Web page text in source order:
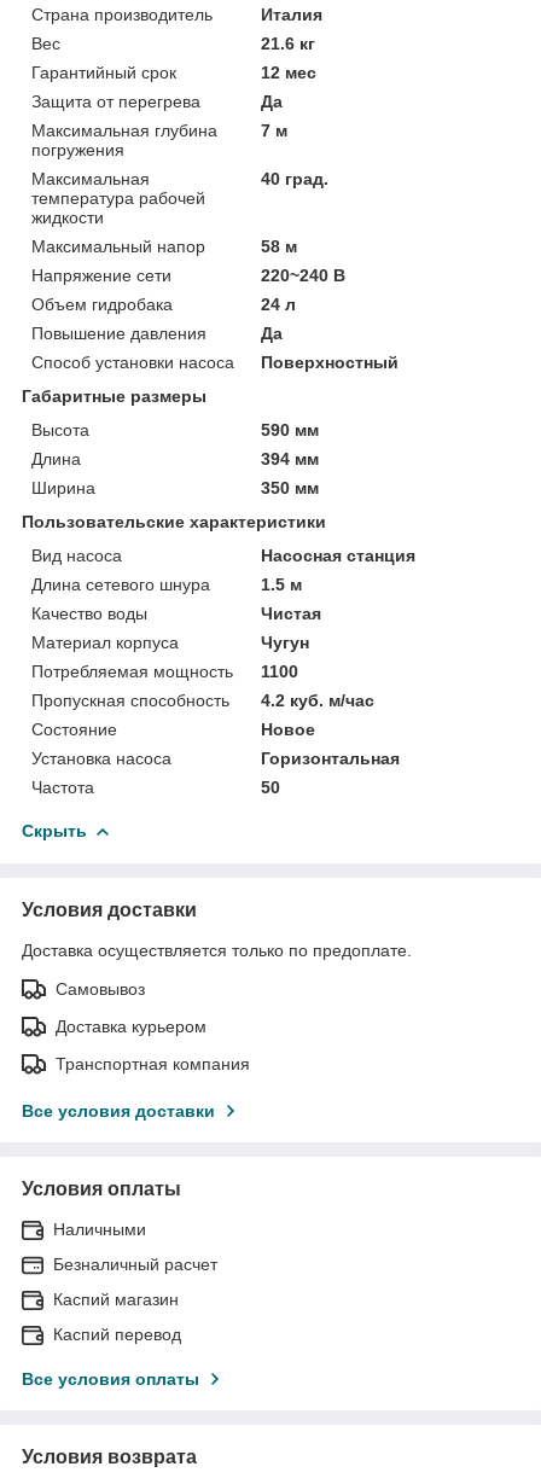
Страна производитель
Италия
Вес
21.6 кг
Гарантийный срок
12 мес
Защита от перегрева
Да
Максимальная глубина
погружения
7 м
Максимальная
температура рабочей
жидкости
40 град.
Максимальный напор
58 м
Напряжение сети
220~240 В
Объем гидробака
24 л
Повышение давления
Да
Способ установки насоса
Поверхностный
Габаритные размеры
Высота
590 мм
Длина
394 мм
Ширина
350 мм
Пользовательские характеристики
Вид насоса
Насосная станция
Длина сетевого шнура
1.5 м
Качество воды
Чистая
Материал корпуса
Чугун
Потребляемая мощность
1100
Пропускная способность
4.2 куб. м/час
Состояние
Новое
Установка насоса
Горизонтальная
Частота
50
Скрыть
Условия доставки
Доставка осуществляется только по предоплате.
Самовывоз
Доставка курьером
Транспортная компания
Все условия доставки
Условия оплаты
Наличными
Безналичный расчет
Каспий магазин
Каспий перевод
Все условия оплаты
Условия возврата